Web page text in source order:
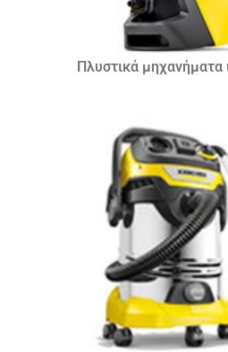
Πλυστικά μηχανήματα